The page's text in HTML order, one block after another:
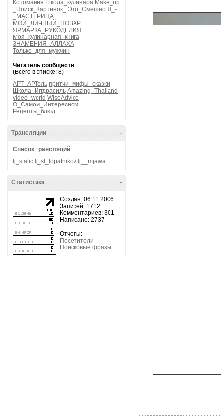
Котомания Школа_кулинара Make_up
_Поиск_Картинок_
Это_Смешно Я_-
_МАСТЕРИЦА
МОЙ_ЛИЧНЫЙ_ПОВАР
ЯРМАРКА_РУКОДЕЛИЯ
Моя_кулинарная_книга
ЗНАМЕНИЯ_АЛЛАХА
Только_для_мужчин
Читатель сообществ
(Всего в списке: 8)
АРТ_АРТель притчи_мифы_сказки
Школа_Иггдрасиль Amazing_Thailand
video_world WiseAdvice
О_Самом_Интересном
Рецепты_блюд
-
Трансляции
Список трансляций
lj_stalic lj_sl_lopatnikov lj__mjawa
-
Статистика
Создан: 06.11.2006
Записей: 1712
Комментариев: 301
Написано: 2737
Отчеты:
Посетители
Поисковые фразы